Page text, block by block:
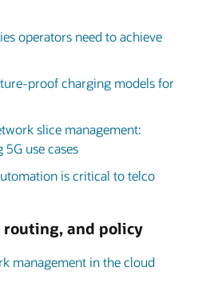
operators need to achieve
proof charging models for
slice management:
use cases
is critical to telco
routing, and policy
management in the cloud